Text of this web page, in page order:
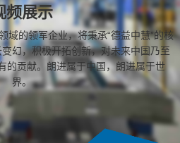
频展示
域的领军企业，将秉承“德益中慧”的核
幻，积极开拓创新，对未来中国乃至
的贡献。朗进属于中国，朗进属于世
界。